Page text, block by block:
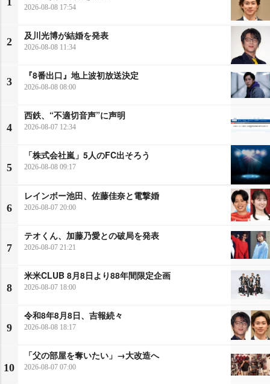
2026-08-08 17:54
2
及川光博が結婚を発表
2026-08-08 11:34
3
『8番出口』地上波初放送決定
2026-08-08 08:00
4
西鉄、“不適切音声”に声明
2026-08-07 12:34
5
「株式会社嵐」5人のFC出そろう
2026-08-08 09:17
6
レインボー池田、佐藤佳奈と電撃婚
2026-08-07 20:00
7
テオくん、加藤乃愛との破局を発表
2026-08-07 21:21
8
米米CLUB 8月8日より88年間限定企画
2026-08-07 18:00
9
令和8年8月8日、吉報続々
2026-08-08 18:17
10
「父の部屋を奪いたい」→大改造へ
2026-08-07 07:00